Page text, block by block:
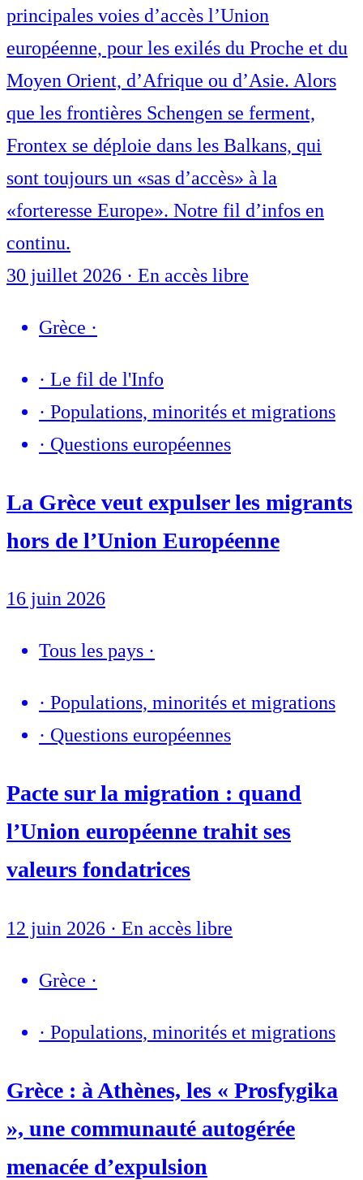
principales voies d’accès l’Union
européenne, pour les exilés du Proche et du
Moyen Orient, d’Afrique ou d’Asie. Alors
que les frontières Schengen se ferment,
Frontex se déploie dans les Balkans, qui
sont toujours un «sas d’accès» à la
«forteresse Europe». Notre fil d’infos en
continu.
30 juillet 2026 · En accès libre
Grèce ·
· Le fil de l'Info
· Populations, minorités et migrations
· Questions européennes
La Grèce veut expulser les migrants
hors de l’Union Européenne
16 juin 2026
Tous les pays ·
· Populations, minorités et migrations
· Questions européennes
Pacte sur la migration : quand
l’Union européenne trahit ses
valeurs fondatrices
12 juin 2026 · En accès libre
Grèce ·
· Populations, minorités et migrations
Grèce : à Athènes, les « Prosfygika
», une communauté autogérée
menacée d’expulsion